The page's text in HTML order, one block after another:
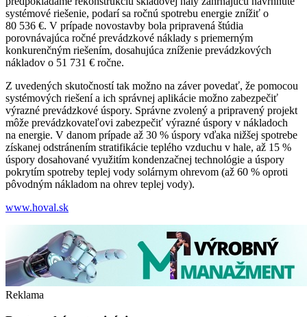
systémové riešenie, podarí sa ročnú spotrebu energie znížiť o
80 536 €. V prípade novostavby bola pripravená štúdia
porovnávajúca ročné prevádzkové náklady s priemerným
konkurenčným riešením, dosahujúca zníženie prevádzkových
nákladov o 51 731 € ročne.
Z uvedených skutočností tak možno na záver povedať, že pomocou
systémových riešení a ich správnej aplikácie možno zabezpečiť
výrazné prevádzkové úspory. Správne zvolený a pripravený projekt
môže prevádzkovateľovi zabezpečiť výrazné úspory v nákladoch
na energie. V danom prípade až 30 % úspory vďaka nižšej spotrebe
získanej odstránením stratifikácie teplého vzduchu v hale, až 15 %
úspory dosahované využitím kondenzačnej technológie a úspory
pokrytím spotreby teplej vody solárnym ohrevom (až 60 % oproti
pôvodným nákladom na ohrev teplej vody).
www.hoval.sk
Reklama